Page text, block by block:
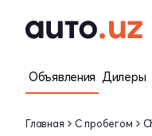
Объявления Дилеры
Главная С пробегом